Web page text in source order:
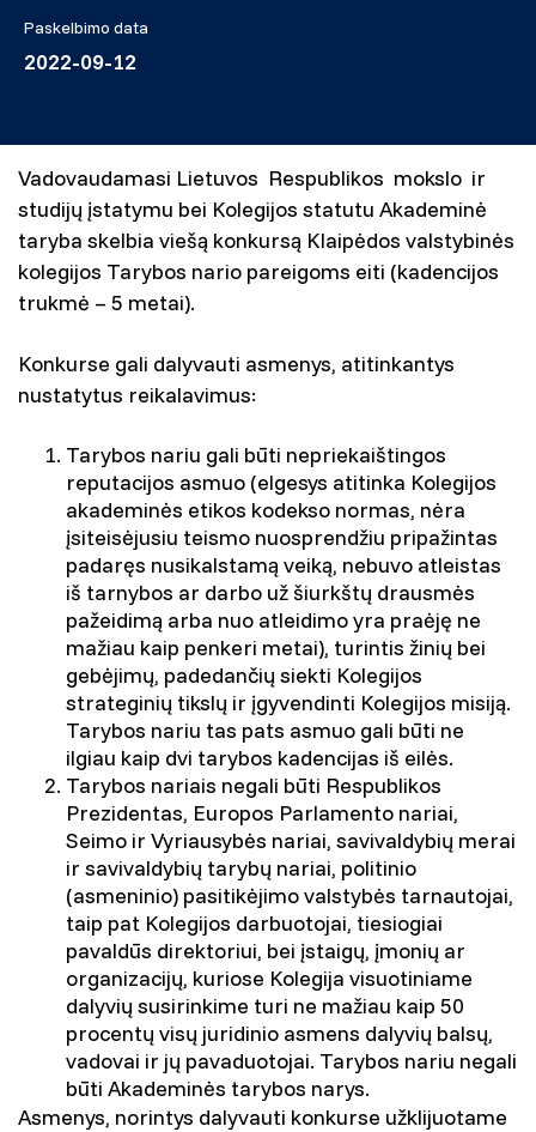
Paskelbimo data
2022-09-12
Vadovaudamasi Lietuvos Respublikos mokslo ir
studijų įstatymu bei Kolegijos statutu Akademinė
taryba skelbia viešą konkursą Klaipėdos valstybinės
kolegijos Tarybos nario pareigoms eiti (kadencijos
trukmė – 5 metai).
Konkurse gali dalyvauti asmenys, atitinkantys
nustatytus reikalavimus:
Tarybos nariu gali būti nepriekaištingos
reputacijos asmuo (elgesys atitinka Kolegijos
akademinės etikos kodekso normas, nėra
įsiteisėjusiu teismo nuosprendžiu pripažintas
padaręs nusikalstamą veiką, nebuvo atleistas
iš tarnybos ar darbo už šiurkštų drausmės
pažeidimą arba nuo atleidimo yra praėję ne
mažiau kaip penkeri metai), turintis žinių bei
gebėjimų, padedančių siekti Kolegijos
strateginių tikslų ir įgyvendinti Kolegijos misiją.
Tarybos nariu tas pats asmuo gali būti ne
ilgiau kaip dvi tarybos kadencijas iš eilės.
Tarybos nariais negali būti Respublikos
Prezidentas, Europos Parlamento nariai,
Seimo ir Vyriausybės nariai, savivaldybių merai
ir savivaldybių tarybų nariai, politinio
(asmeninio) pasitikėjimo valstybės tarnautojai,
taip pat Kolegijos darbuotojai, tiesiogiai
pavaldūs direktoriui, bei įstaigų, įmonių ar
organizacijų, kuriose Kolegija visuotiniame
dalyvių susirinkime turi ne mažiau kaip 50
procentų visų juridinio asmens dalyvių balsų,
vadovai ir jų pavaduotojai. Tarybos nariu negali
būti Akademinės tarybos narys.
Asmenys, norintys dalyvauti konkurse užklijuotame